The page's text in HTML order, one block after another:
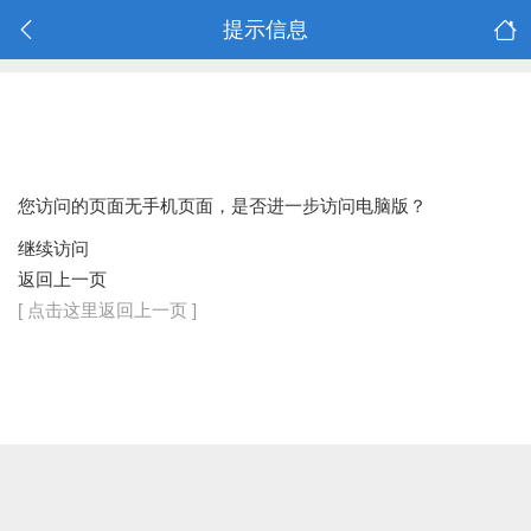
提示信息
您访问的页面无手机页面，是否进一步访问电脑版？
继续访问
返回上一页
[ 点击这里返回上一页 ]